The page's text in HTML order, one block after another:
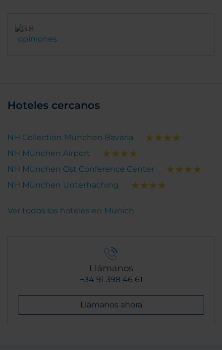
opiniones
Hoteles cercanos
NH Collection München Bavaria
NH München Airport
NH München Ost Conference Center
NH München Unterhaching
Ver todos los hoteles en Munich
Llámanos
+34 91 398 46 61
Llámanos ahora